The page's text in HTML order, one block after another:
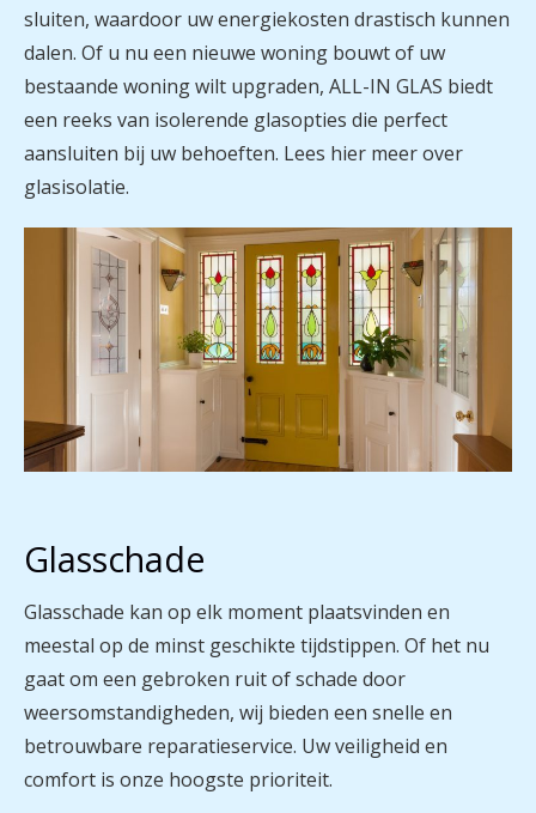
sluiten, waardoor uw energiekosten drastisch kunnen
dalen. Of u nu een nieuwe woning bouwt of uw
bestaande woning wilt upgraden, ALL-IN GLAS biedt
een reeks van isolerende glasopties die perfect
aansluiten bij uw behoeften. Lees hier meer over
glasisolatie.
Glasschade
Glasschade kan op elk moment plaatsvinden en
meestal op de minst geschikte tijdstippen. Of het nu
gaat om een gebroken ruit of schade door
weersomstandigheden, wij bieden een snelle en
betrouwbare reparatieservice. Uw veiligheid en
comfort is onze hoogste prioriteit.